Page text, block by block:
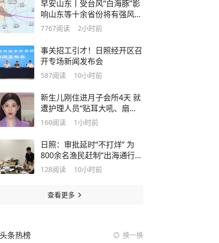
早安山东丨受台风“白海豚”影
响山东等十余省份将有强风
雨；北京非京籍家庭购房社保
南“三支一扶”笔试成绩作废将
重新组织笔试
7767阅读 2小时前
事关招工引才！日照经开区召
开专场新闻发布会
587阅读 10小时前
新生儿刚住进月子会所4天 就
遭护理人员“贴耳大吼、扇巴
掌”
160阅读 1小时前
日照：审批延时“不打烊” 为
800余名渔民赶制“出海通行
证”
128阅读 10小时前
查看更多
头条热榜 换一换